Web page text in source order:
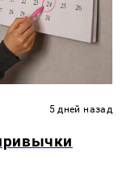
5 дней назад